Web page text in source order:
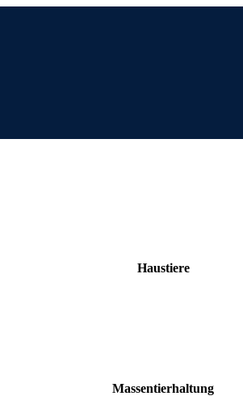
Haustiere
Massentierhaltung